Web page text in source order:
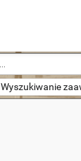
Wyszukiwanie